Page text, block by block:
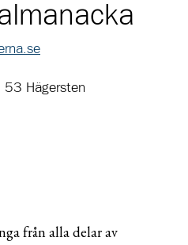
53 Hägersten
från alla delar av